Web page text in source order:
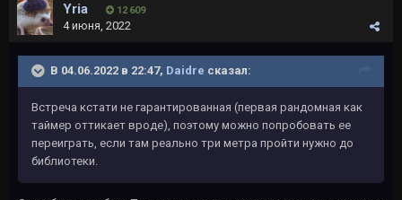
Yria 12 609
4 июня, 2022
В 04.06.2022 в 22:47, Daidre сказал:
Встреча кстати не гарантированная (первая рандомная как
таймер оттикает вроде), поэтому можно попробовать ее
переиграть, если там реально три метра пройти нужно до
библиотеки.